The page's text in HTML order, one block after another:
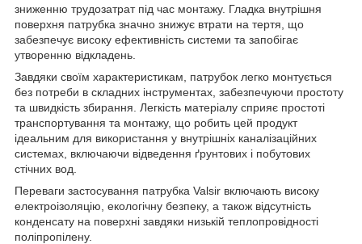
зниженню трудозатрат під час монтажу. Гладка внутрішня
поверхня патрубка значно знижує втрати на тертя, що
забезпечує високу ефективність системи та запобігає
утворенню відкладень.
Завдяки своїм характеристикам, патрубок легко монтується
без потреби в складних інструментах, забезпечуючи простоту
та швидкість збирання. Легкість матеріалу сприяє простоті
транспортування та монтажу, що робить цей продукт
ідеальним для використання у внутрішніх каналізаційних
системах, включаючи відведення ґрунтових і побутових
стічних вод.
Переваги застосування патрубка Valsir включають високу
електроізоляцію, екологічну безпеку, а також відсутність
конденсату на поверхні завдяки низькій теплопровідності
поліпропілену.